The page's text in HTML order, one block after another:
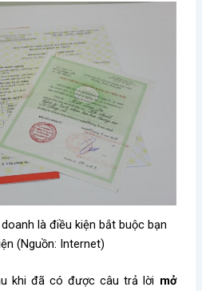
là điều kiện bắt buộc bạn
(Nguồn: Internet)
khi đã có được câu trả lời mở